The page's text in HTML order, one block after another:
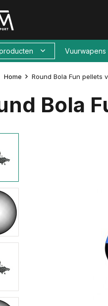
Vuurwapens
Home Round Bola Fun pellets
Bola